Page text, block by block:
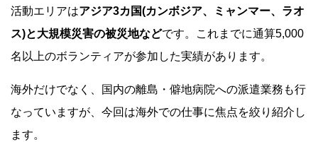
活動エリアはアジア3カ国(カンボジア、ミャンマー、ラオ
ス)と大規模災害の被災地などです。これまでに通算5,000
名以上のボランティアが参加した実績があります。
海外だけでなく、国内の離島・僻地病院への派遣業務も行
なっていますが、今回は海外での仕事に焦点を絞り紹介し
ます。